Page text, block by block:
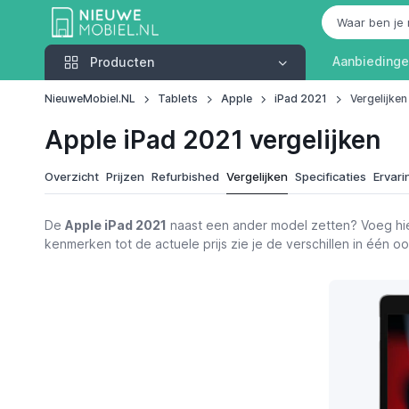
Producten
Producten
NieuweMobiel.NL Tablets Apple iPad 2021 Vergelijken
Apple iPad 2021 vergelijken
Overzicht Prijzen Refurbished Vergelijken Specificaties
Apple iPad 2021
Functies
De Apple iPad 2021 naast een ander model zetten? Voeg
kenmerken tot de actuele prijs zie je de verschillen in één